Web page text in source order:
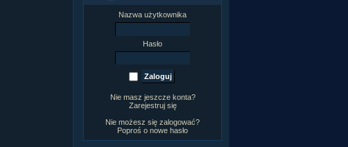
Nazwa użytkownika
Hasło
Nie masz jeszcze konta?
Zarejestruj się
Nie możesz się zalogować?
Poproś o nowe hasło